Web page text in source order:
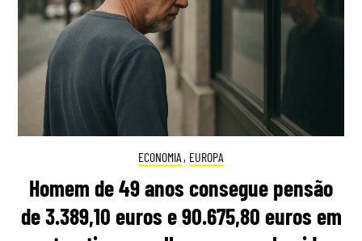
ECONOMIA , EUROPA
Homem de 49 anos consegue pensão
de 3.389,10 euros e 90.675,80 euros em